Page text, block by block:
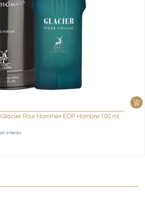
Pour Homme» EDP Hombre 100 ml
interés